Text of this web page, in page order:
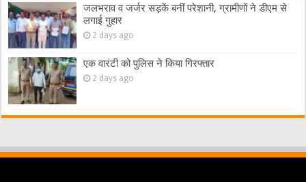
जलभराव व जर्जर सड़कें बनीं परेशानी, ग्रामीणों ने डीएम से
लगाई गुहार
2 days ago
एक वारंटी को पुलिस ने किया गिरफ्तार
2 days ago